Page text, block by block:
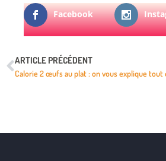
Facebook
ARTICLE PRÉCÉDENT
Calorie 2 œufs au plat : on vous explique tout